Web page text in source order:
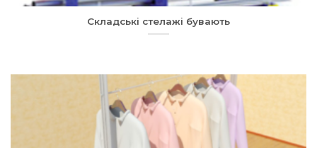
Складські стелажі бувають